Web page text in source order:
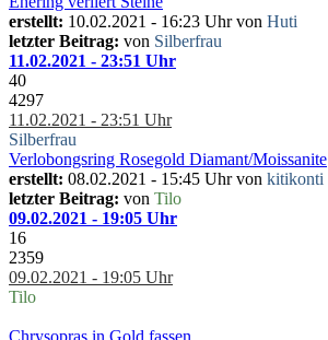
erstellt: 10.02.2021 - 16:23 Uhr von Huti
letzter Beitrag: von Silberfrau
11.02.2021 - 23:51 Uhr
40
4297
11.02.2021 - 23:51 Uhr
Silberfrau
Verlobongsring Rosegold Diamant/Moissanite
erstellt: 08.02.2021 - 15:45 Uhr von kitikonti
letzter Beitrag: von Tilo
09.02.2021 - 19:05 Uhr
16
2359
09.02.2021 - 19:05 Uhr
Tilo